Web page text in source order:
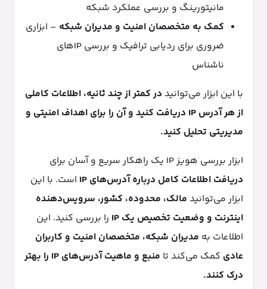
مانیتورینگ و بررسی عملکرد شبکه
کمک به متخصصان امنیت و مدیران شبکه – ابزاری
ضروری برای ردیابی ترافیک و بررسی IPهای
ناشناس
با این ابزار می‌توانید در کمتر از چند ثانیه، اطلاعات کاملی
از هر آدرس IP دریافت کنید و آن را برای اهداف امنیتی و
مدیریتی تحلیل کنید.
ابزار بررسی هویز IP یک راهکار سریع و آسان برای
دریافت اطلاعات کامل درباره آدرس‌های IP
است. با این
ابزار می‌توانید مالک، محدوده، کشور، سرویس‌دهنده
اینترنت و وضعیت تخصیص یک IP
را بررسی کنید. این
اطلاعات به مدیران شبکه، متخصصان امنیت و کاربران
عادی کمک می‌کند تا
منبع و ماهیت آدرس‌های IP را بهتر
درک کنند.